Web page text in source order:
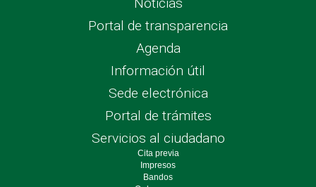
Noticias
Portal de transparencia
Agenda
Información útil
Sede electrónica
Portal de trámites
Servicios al ciudadano
Cita previa
Impresos
Bandos